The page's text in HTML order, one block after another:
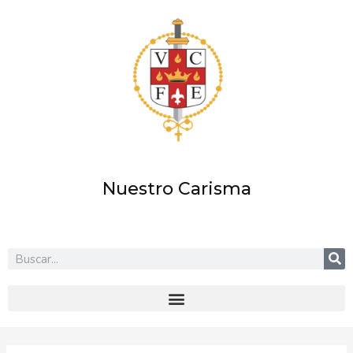
Nuestro Carisma